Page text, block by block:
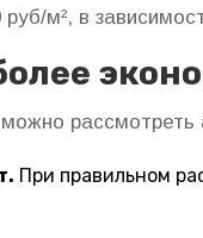
м², в
рассмотреть
При правильном